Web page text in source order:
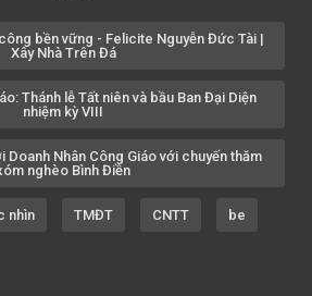
bền vững - Felicite Nguyễn Đức Tài |
Xây Nhà Trên Đá
Thánh lễ Tất niên và bầu Ban Đại Diện
nhiệm kỳ VIII
Doanh Nhân Công Giáo với chuyến thăm
nghèo Bình Điền
nhìn TMĐT CNTT be